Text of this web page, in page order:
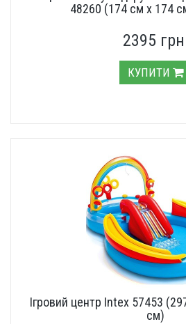
48260 (174 см х 174
2395 грн
КУПИТИ
Ігровий центр Intex 57453
см)